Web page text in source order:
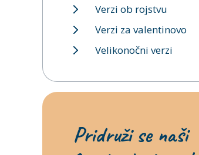
Verzi ob rojstvu
Verzi za valentinovo
Velikonočni verzi
Pridruži se naši